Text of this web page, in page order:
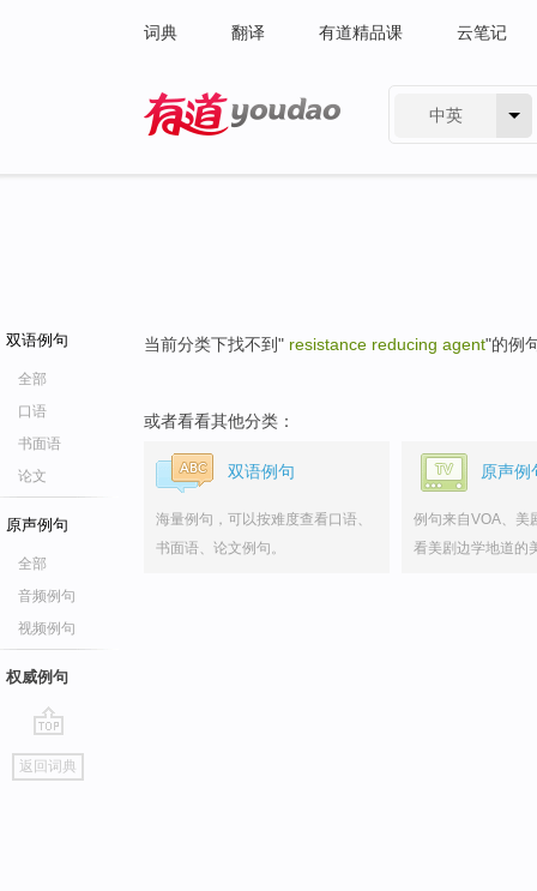
词典 翻译 有道精品课 云笔记
中英
双语例句
全部
口语
书面语
论文
原声例句
全部
音频例句
视频例句
权威例句
go
top
返回词典
当前分类下找不到" resistance reducing agent"的例
或者看看其他分类：
双语例句
海量例句，可以按难度查看口语、
书面语、论文例句。
原声例
例句来自VOA、美
看美剧边学地道的